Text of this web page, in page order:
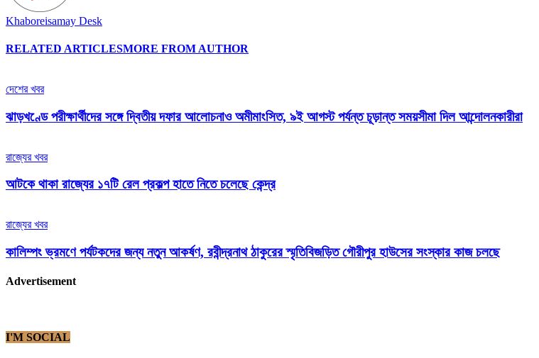
Khaboreisamay Desk
RELATED ARTICLESMORE FROM AUTHOR
দেশের খবর
ঝাড়খণ্ডে পরীক্ষার্থীদের সঙ্গে দ্বিতীয় দফার আলোচনাও অমীমাংসিত, ৯ই আগস্ট পর্যন্ত চূড়ান্ত সময়সীমা দিল আন্দোলনকারীরা
রাজ্যের খবর
আটকে থাকা রাজ্যের ১৭টি রেল প্রকল্প হাতে নিতে চলেছে কেন্দ্র
রাজ্যের খবর
কালিম্পং ভ্রমণে পর্যটকদের জন্য নতুন আকর্ষণ, রবীন্দ্রনাথ ঠাকুরের স্মৃতিবিজড়িত গৌরীপুর হাউসের সংস্কার কাজ চলছে
Advertisement
I'M SOCIAL